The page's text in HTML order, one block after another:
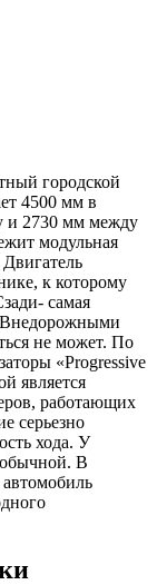
городской
4500 мм в
и 2730 мм между
модульная
к которому
самая
Внедорожными
не может. По
«Progressive
является
работающих
серьезно
хода. У
В